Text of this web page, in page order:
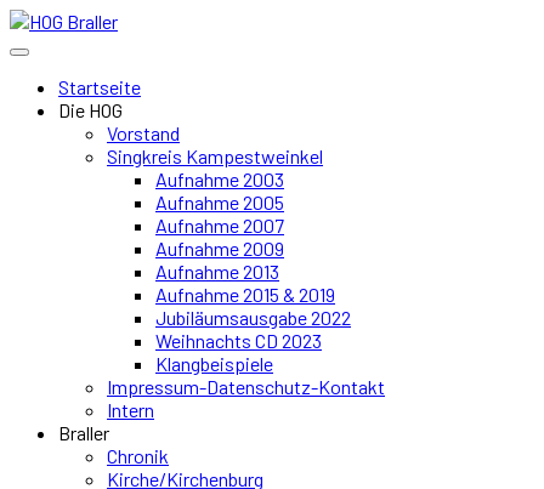
Startseite
Die HOG
Vorstand
Singkreis Kampestweinkel
Aufnahme 2003
Aufnahme 2005
Aufnahme 2007
Aufnahme 2009
Aufnahme 2013
Aufnahme 2015 & 2019
Jubiläumsausgabe 2022
Weihnachts CD 2023
Klangbeispiele
Impressum-Datenschutz-Kontakt
Intern
Braller
Chronik
Kirche/Kirchenburg